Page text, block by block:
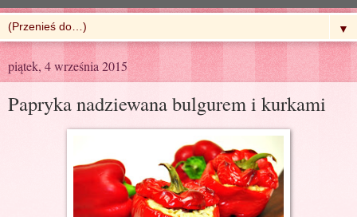
▼
piątek, 4 września 2015
Papryka nadziewana bulgurem i kurkami